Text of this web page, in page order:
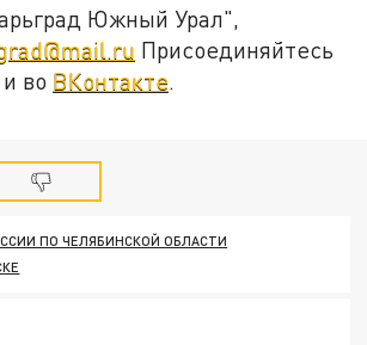
Южный Урал",
Присоединяйтесь
и во ВКонтакте.
ПО ЧЕЛЯБИНСКОЙ ОБЛАСТИ